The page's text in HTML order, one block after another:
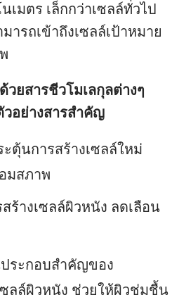
เมตร เล็กกว่าเซลล์ทั่วไป
มารถเข้าถึงเซลล์เป้าหมาย
วยสารชีวโมเลกุลต่างๆ
วอย่างสารสำคัญ
ะตุ้นการสร้างเซลล์ใหม่
มสภาพ
สร้างเซลล์ผิวหนัง ลดเลือน
ระกอบสำคัญของ
ซลล์ผิวหนัง ช่วยให้ผิวชุ่มชื้น